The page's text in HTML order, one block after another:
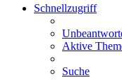
Schnellzugriff
Aktive
Suche